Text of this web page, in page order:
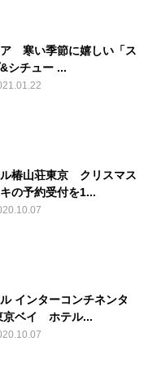
寒い季節に嬉しい「ス
シチュー ...
椿山荘東京 クリスマス
の予約受付を1...
インターコンチネンタ
京ベイ ホテル...